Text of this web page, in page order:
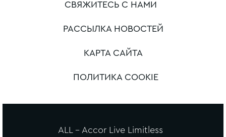
СВЯЖИТЕСЬ С НАМИ
РАССЫЛКА НОВОСТЕЙ
КАРТА САЙТА
ПОЛИТИКА COOKIE
ALL - Accor Live Limitless